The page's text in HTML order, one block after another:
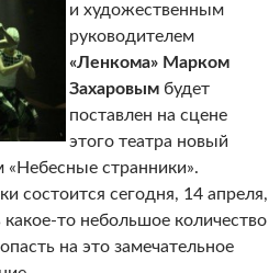
и художественным
руководителем
«Ленкома» Марком
Захаровым будет
поставлен на сцене
этого театра новый
«Небесные странники».
состоится сегодня, 14 апреля,
то небольшое количество
на это замечательное